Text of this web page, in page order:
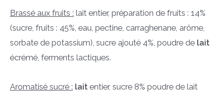
Brassé aux fruits : lait entier, préparation de fruits : 14%
(sucre, fruits : 45%, eau, pectine, carraghenane, arôme,
sorbate de potassium), sucre ajouté 4%, poudre de lait
écrémé, ferments lactiques.
Aromatisé sucré : lait entier, sucre 8% poudre de lait